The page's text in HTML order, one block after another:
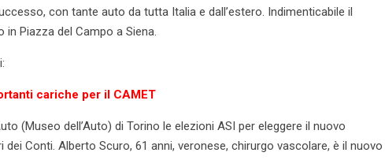
con tante auto da tutta Italia e dall’estero. Indimenticabile il
Piazza del Campo a Siena.
cariche per il CAMET
(Museo dell’Auto) di Torino le elezioni ASI per eleggere il nuovo
dei Conti. Alberto Scuro, 61 anni, veronese, chirurgo vascolare, è il nuovo